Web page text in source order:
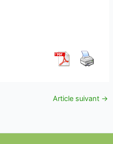
Article suivant →